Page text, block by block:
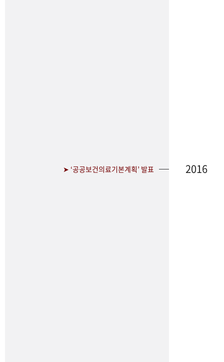
➤ ‘공공보건의료기본계획’ 발표 2016